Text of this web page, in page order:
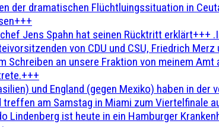
der dramatischen Flüchtluingssituation in
Jens Spahn hat seinen Rücktritt erklärt+++
von CDU und CSU, Friedrich Merz
Schreiben an unsere Fraktion von meinem Amt
und England (gegen Mexiko) haben in der
am Samstag in Miami zum Viertelfinale
Lindenberg ist heute in ein Hamburger